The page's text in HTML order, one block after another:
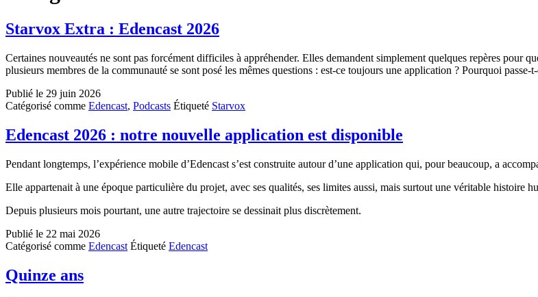
Starvox Extra : Edencast 2026
Certaines nouveautés ne sont pas forcément difficiles à appréhender. Elles demandent simplement quelques repères pour
plusieurs membres de la communauté se sont posé les mêmes questions : est-ce toujours une application ? Pourquoi
Publié le 29 juin 2026
Catégorisé comme Edencast, Podcasts Étiqueté Starvox
Edencast 2026 : notre nouvelle application est disponible
Pendant longtemps, l’expérience mobile d’Edencast s’est construite autour d’une application qui, pour beaucoup, a
Elle appartenait à une époque particulière du projet, avec ses qualités, ses limites aussi, mais surtout une véritable histoire
Depuis plusieurs mois pourtant, une autre trajectoire se dessinait plus discrètement.
Publié le 22 mai 2026
Catégorisé comme Edencast Étiqueté Edencast
Quinze ans